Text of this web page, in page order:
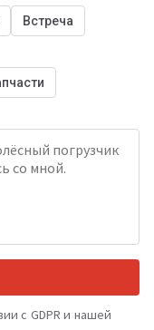
Встреча
с GDPR и нашей